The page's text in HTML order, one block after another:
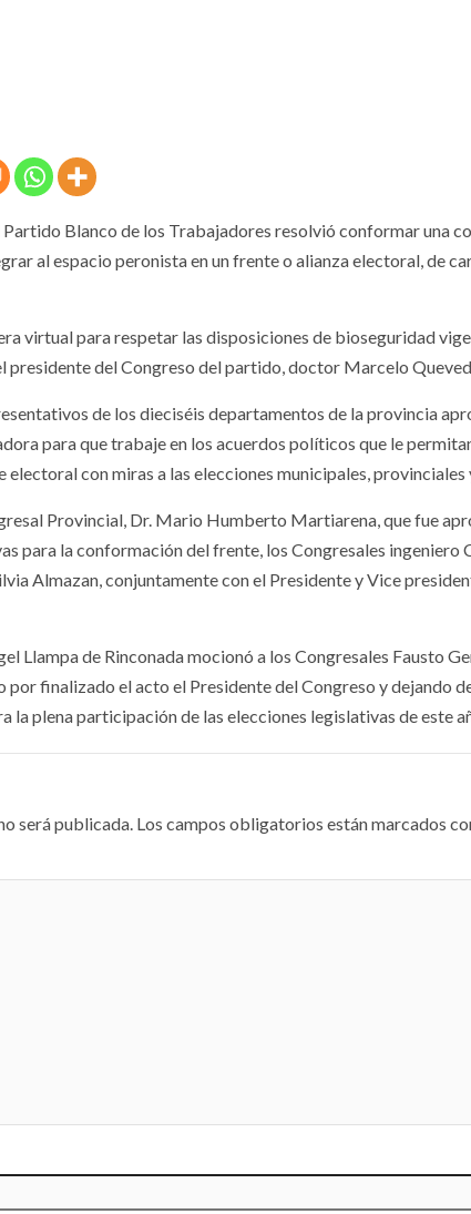
Blanco de los Trabajadores resolvió conformar una
al espacio peronista en un frente o alianza electoral, de
virtual para respetar las disposiciones de bioseguridad
presidente del Congreso del partido, doctor Marcelo
de los dieciséis departamentos de la provincia
para que trabaje en los acuerdos políticos que le
con miras a las elecciones municipales, provinciales
Provincial, Dr. Mario Humberto Martiarena, que fue
para la conformación del frente, los Congresales ingeniero
Almazan, conjuntamente con el Presidente y Vice
Llampa de Rinconada mocionó a los Congresales Fausto
por finalizado el acto el Presidente del Congreso y dejando
la plena participación de las elecciones legislativas de este
será publicada. Los campos obligatorios están marcados